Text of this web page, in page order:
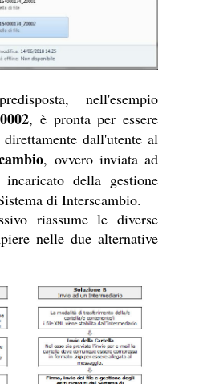
nell'esempio
, è pronta per essere
dall'utente al
, ovvero inviata ad
incaricato della gestione
di Interscambio.
riassume le diverse
nelle due alternative